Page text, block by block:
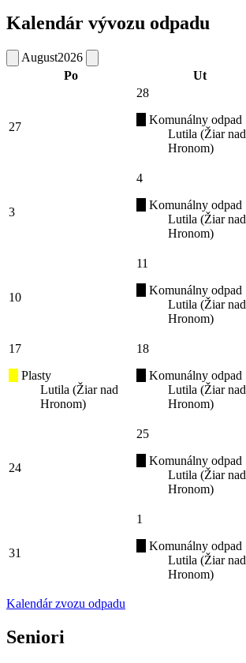
Kalendár vývozu odpadu
August2026
Po
Ut
27
28
Komunálny odpad
Lutila (Žiar nad
Hronom)
3
4
Komunálny odpad
Lutila (Žiar nad
Hronom)
10
11
Komunálny odpad
Lutila (Žiar nad
Hronom)
17
Plasty
Lutila (Žiar nad
Hronom)
18
Komunálny odpad
Lutila (Žiar nad
Hronom)
24
25
Komunálny odpad
Lutila (Žiar nad
Hronom)
31
1
Komunálny odpad
Lutila (Žiar nad
Hronom)
Kalendár zvozu odpadu
Seniori